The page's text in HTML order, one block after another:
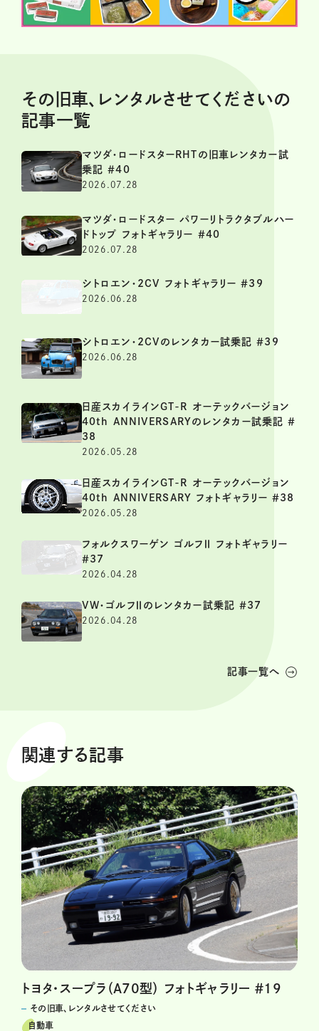
その旧車、レンタルさせてくださいの
記事一覧
マツダ・ロードスターRHTの旧車レンタカー試
乗記 ＃40
2026.07.28
マツダ・ロードスター パワーリトラクタブルハー
ドトップ フォトギャラリー ＃40
2026.07.28
シトロエン・2CV フォトギャラリー ＃39
2026.06.28
シトロエン・2CVのレンタカー試乗記 ＃39
2026.06.28
日産スカイラインGT-R オーテックバージョン
40th ANNIVERSARYのレンタカー試乗記 ＃
38
2026.05.28
日産スカイラインGT-R オーテックバージョン
40th ANNIVERSARY フォトギャラリー ＃38
2026.05.28
フォルクスワーゲン ゴルフⅡ フォトギャラリー
＃37
2026.04.28
VW・ゴルフⅡのレンタカー試乗記 ＃37
2026.04.28
記事一覧へ
関連する記事
トヨタ・スープラ（A70型） フォトギャラリー ＃19
その旧車、レンタルさせてください
自動車